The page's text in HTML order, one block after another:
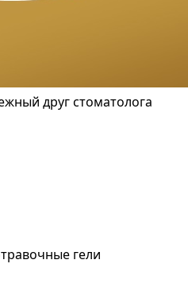
друг стоматолога
гели